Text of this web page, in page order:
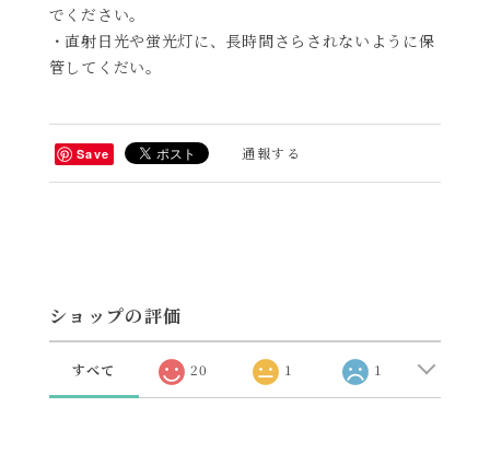
でください。
・直射日光や蛍光灯に、長時間さらされないように保
管してくだい。
Save 通報する
ショップの評価
すべて 20 1 1